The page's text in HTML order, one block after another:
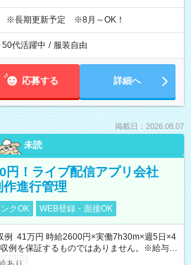
※長期更新予定 ※8月～OK！
代活躍中 / 服装自由
応募する 詳細へ
掲載日：2026.08.07
未読
円！ライブ配信アプリ会社
進行管理
クOK WEB登録・面接OK
41万円 時給2600円×実働7h30m×週5日×4
例を保証するものではありません。※給与即
可（利用条件有）